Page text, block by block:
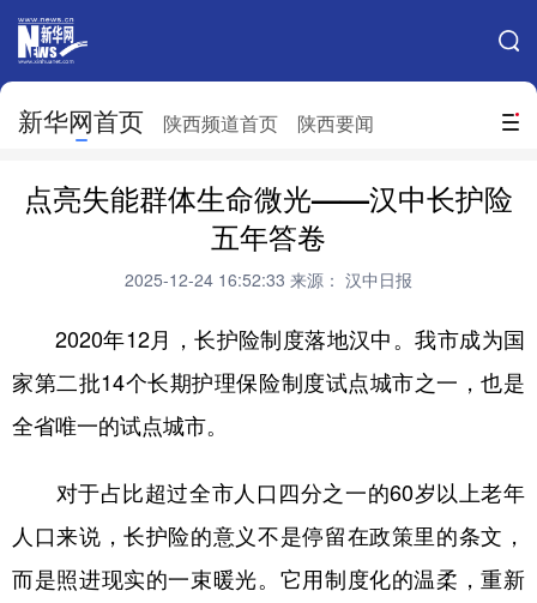
搜索
新华网首页 陕西频道首页 陕西要闻
网站地图
北京 天津 河北 山西
吉林 上海
山东 河南 湖北
广东 广西
陕西 甘肃 青海 宁夏
新疆 内蒙古 黑龙江
点亮失能群体生命微光——汉中长护险
五年答卷
2025-12-24 16:52:33 来源： 汉中日报
2020年12月，长护险制度落地汉中。我市成为国
家第二批14个长期护理保险制度试点城市之一，也是
全省唯一的试点城市。
对于占比超过全市人口四分之一的60岁以上老年
人口来说，长护险的意义不是停留在政策里的条文，
而是照进现实的一束暖光。它用制度化的温柔，重新